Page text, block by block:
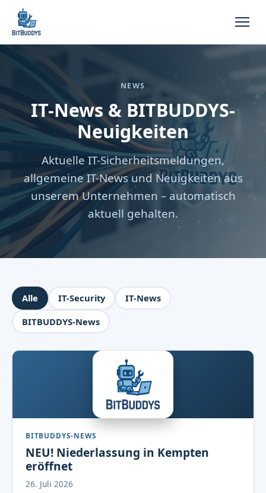
NEWS
IT-News & BITBUDDYS-
Neuigkeiten
Aktuelle IT-Sicherheitsmeldungen,
allgemeine IT-News und Neuigkeiten aus
unserem Unternehmen – automatisch
aktuell gehalten.
Alle IT-Security
IT-News
BITBUDDYS-News
BITBUDDYS-NEWS
NEU! Niederlassung in Kempten
eröffnet
26. Juli 2026